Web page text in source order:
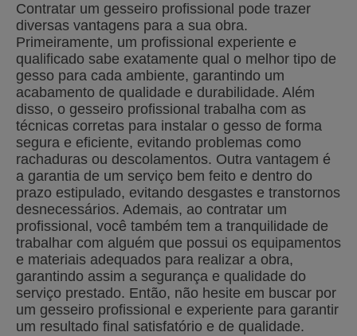
Contratar um gesseiro profissional pode trazer
diversas vantagens para a sua obra.
Primeiramente, um profissional experiente e
qualificado sabe exatamente qual o melhor tipo de
gesso para cada ambiente, garantindo um
acabamento de qualidade e durabilidade. Além
disso, o gesseiro profissional trabalha com as
técnicas corretas para instalar o gesso de forma
segura e eficiente, evitando problemas como
rachaduras ou descolamentos. Outra vantagem é
a garantia de um serviço bem feito e dentro do
prazo estipulado, evitando desgastes e transtornos
desnecessários. Ademais, ao contratar um
profissional, você também tem a tranquilidade de
trabalhar com alguém que possui os equipamentos
e materiais adequados para realizar a obra,
garantindo assim a segurança e qualidade do
serviço prestado. Então, não hesite em buscar por
um gesseiro profissional e experiente para garantir
um resultado final satisfatório e de qualidade.